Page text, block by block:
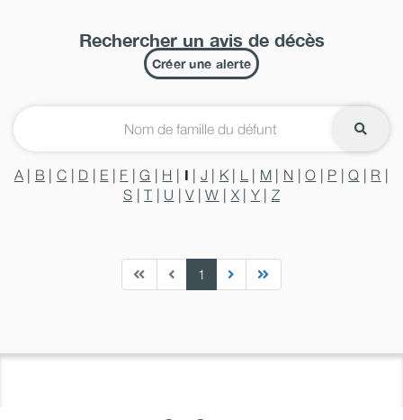
Rechercher un avis de décès
Créer une alerte
A | B | C | D | E | F |G | H | I | J | K | L | M | N |O | P |Q | R |
S |T | U |V|W | X| Y| Z
1